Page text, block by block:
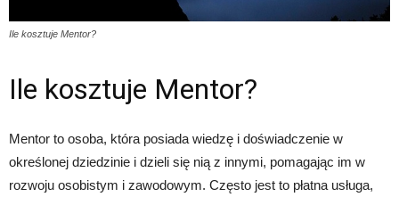
Ile kosztuje Mentor?
Ile kosztuje Mentor?
Mentor to osoba, która posiada wiedzę i doświadczenie w
określonej dziedzinie i dzieli się nią z innymi, pomagając im w
rozwoju osobistym i zawodowym. Często jest to płatna usługa,